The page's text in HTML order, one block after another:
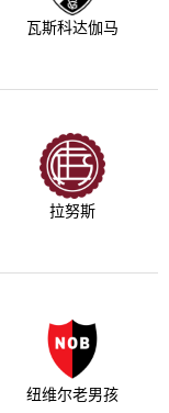
瓦斯科达伽马
拉努斯
纽维尔老男孩